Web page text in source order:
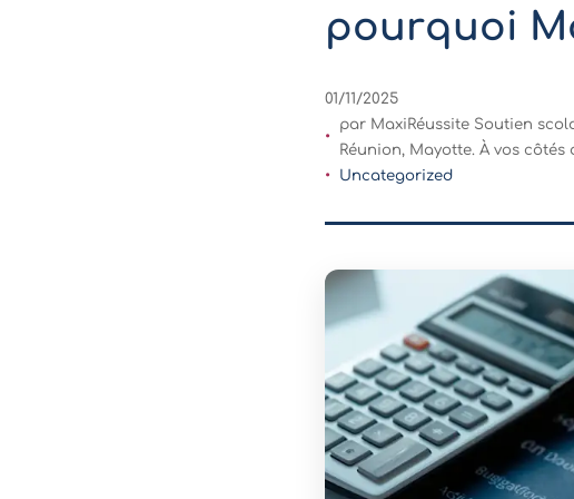
pourquoi
01/11/2025
par MaxiRéussite Soutien
Réunion, Mayotte. À vos
Uncategorized